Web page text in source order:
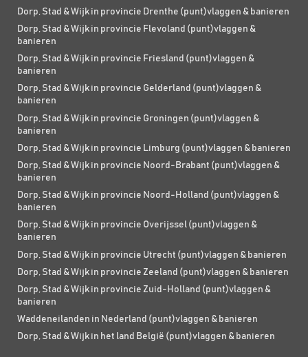
Dorp, Stad & Wijk in provincie Drenthe (punt)vlaggen & banieren
Dorp, Stad & Wijk in provincie Flevoland (punt)vlaggen &
banieren
Dorp, Stad & Wijk in provincie Friesland (punt)vlaggen &
banieren
Dorp, Stad & Wijk in provincie Gelderland (punt)vlaggen &
banieren
Dorp, Stad & Wijk in provincie Groningen (punt)vlaggen &
banieren
Dorp, Stad & Wijk in provincie Limburg (punt)vlaggen & banieren
Dorp, Stad & Wijk in provincie Noord-Brabant (punt)vlaggen &
banieren
Dorp, Stad & Wijk in provincie Noord-Holland (punt)vlaggen &
banieren
Dorp, Stad & Wijk in provincie Overijssel (punt)vlaggen &
banieren
Dorp, Stad & Wijk in provincie Utrecht (punt)vlaggen & banieren
Dorp, Stad & Wijk in provincie Zeeland (punt)vlaggen & banieren
Dorp, Stad & Wijk in provincie Zuid-Holland (punt)vlaggen &
banieren
Waddeneilanden in Nederland (punt)vlaggen & banieren
Dorp, Stad & Wijk in het land België (punt)vlaggen & banieren